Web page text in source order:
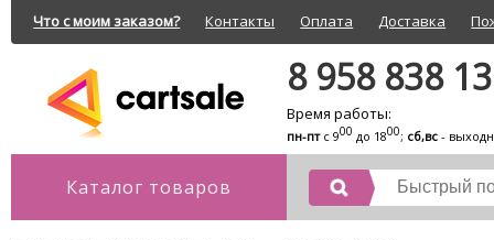
Что с моим заказом? Контакты Оплата Доставка
8 958 838
Время работы:
пн-птс 900 до 1800; сб,вс -
Каталог товаров